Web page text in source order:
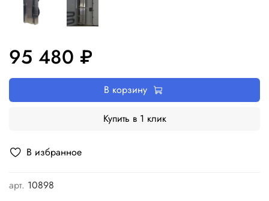
В избранное
арт. 10898
95 480 ₽
В корзину
Купить в 1 клик